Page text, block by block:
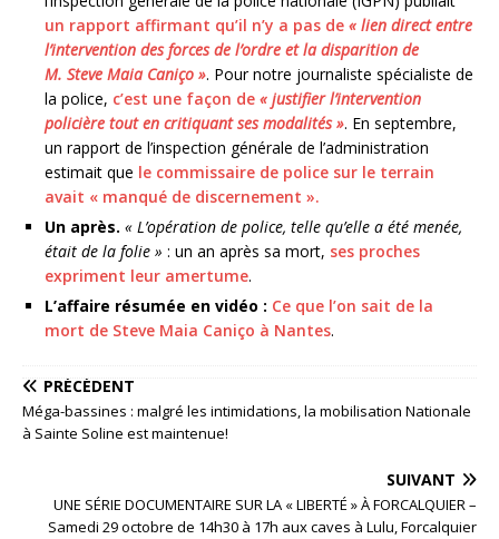
un rapport affirmant qu’il n’y a pas de « lien direct entre
l’intervention des forces de l’ordre et la disparition de
M. Steve Maia Caniço ». Pour notre journaliste spécialiste de
la police, c’est une façon de « justifier l’intervention
policière tout en critiquant ses modalités ». En septembre,
un rapport de l’inspection générale de l’administration
estimait que le commissaire de police sur le terrain
avait « manqué de discernement ».
Un après. « L’opération de police, telle qu’elle a été menée,
était de la folie » : un an après sa mort, ses proches
expriment leur amertume.
L’affaire résumée en vidéo : Ce que l’on sait de la
mort de Steve Maia Caniço à Nantes.
PRÉCÉDENT
Méga-bassines : malgré les intimidations, la mobilisation Nationale
à Sainte Soline est maintenue!
SUIVANT
UNE SÉRIE DOCUMENTAIRE SUR LA « LIBERTÉ » À FORCALQUIER –
Samedi 29 octobre de 14h30 à 17h aux caves à Lulu, Forcalquier